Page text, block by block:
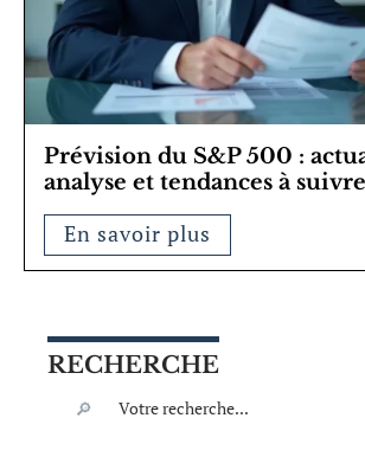
Prévision du S&P 500 :
analyse et tendances à
En savoir plus
RECHERCHE